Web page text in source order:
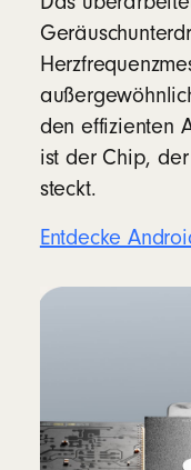
den effizienten
ist der Chip,
steckt.
Entdecke